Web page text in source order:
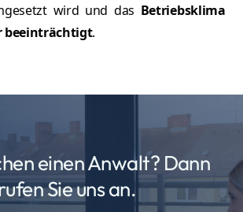
wird und das Betriebsklima
beeinträchtigt.
einen Anwalt? Dann
Sie uns an.